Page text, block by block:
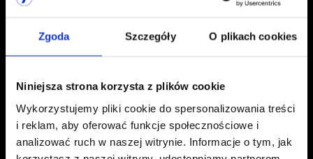
Zgoda Szczegóły O plikach cookies
Niniejsza strona korzysta z plików cookie
Wykorzystujemy pliki cookie do spersonalizowania treści
i reklam, aby oferować funkcje społecznościowe i
analizować ruch w naszej witrynie. Informacje o tym, jak
TALEX S.A.
ul. Karpia 27D
61-619 Poznan
61 827-55-01
biuro@talex.pl